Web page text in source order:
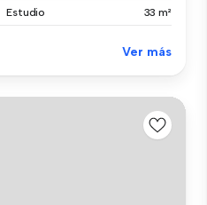
Estudio 33 m²
Ver más